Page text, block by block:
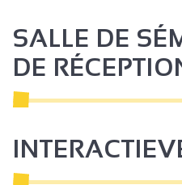
SALLE DE
DE